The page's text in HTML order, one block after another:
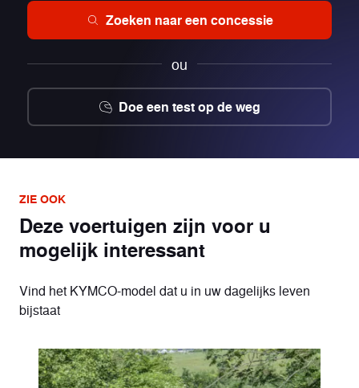
Zoeken naar een concessie
ou
Doe een test op de weg
ZIE OOK
Deze voertuigen zijn voor u
mogelijk interessant
Vind het KYMCO-model dat u in uw dagelijks leven
bijstaat